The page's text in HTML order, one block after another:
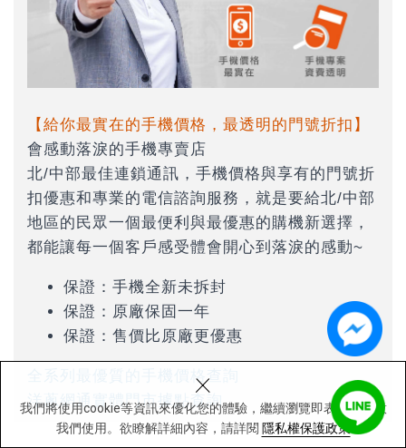
我們將使用cookie等資訊來優化您的體驗，繼續瀏覽即表示您同意
我們使用。欲瞭解詳細內容，請詳閱 隱私權保護政策
×
【給你最實在的手機價格，最透明的門號折扣】
會感動落淚的手機專賣店
北/中部最佳連鎖通訊，手機價格與享有的門號折
扣優惠和專業的電信諮詢服務，就是要給北/中部
地區的民眾一個最便利與最優惠的購機新選擇，
都能讓每一個客戶感受體會開心到落淚的感動~
保證：手機全新未拆封
保證：原廠保固一年
保證：售價比原廠更優惠
全系列最優質的手機價格查詢
洋蔥網通實體門市據點查詢